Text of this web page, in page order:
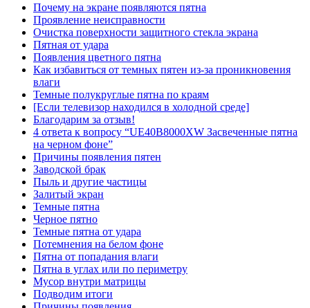
Почему на экране появляются пятна
Проявление неисправности
Очистка поверхности защитного стекла экрана
Пятная от удара
Появления цветного пятна
Как избавиться от темных пятен из-за проникновения
влаги
Темные полукруглые пятна по краям
[Если телевизор находился в холодной среде]
Благодарим за отзыв!
4 ответа к вопросу “UE40B8000XW Засвеченные пятна
на черном фоне”
Причины появления пятен
Заводской брак
Пыль и другие частицы
Залитый экран
Темные пятна
Черное пятно
Темные пятна от удара
Потемнения на белом фоне
Пятна от попадания влаги
Пятна в углах или по периметру
Мусор внутри матрицы
Подводим итоги